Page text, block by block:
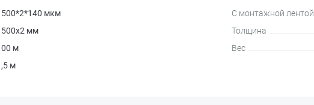
мкм
мм
м
м
С монтажной лентой
Толщина
Вес